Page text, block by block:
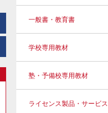
一般書・教育書
学校専用教材
塾・予備校専用教材
ライセンス製品・サービス